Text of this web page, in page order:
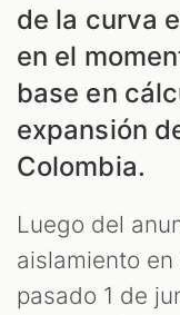
de la curva
en el
base en
expansión
Colombia.
Luego del
aislamiento
pasado 1 de